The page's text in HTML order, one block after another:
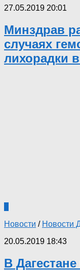
27.05.2019 20:01
Минздрав
случаях
лихорадки
Новости / Новости
20.05.2019 18:43
В